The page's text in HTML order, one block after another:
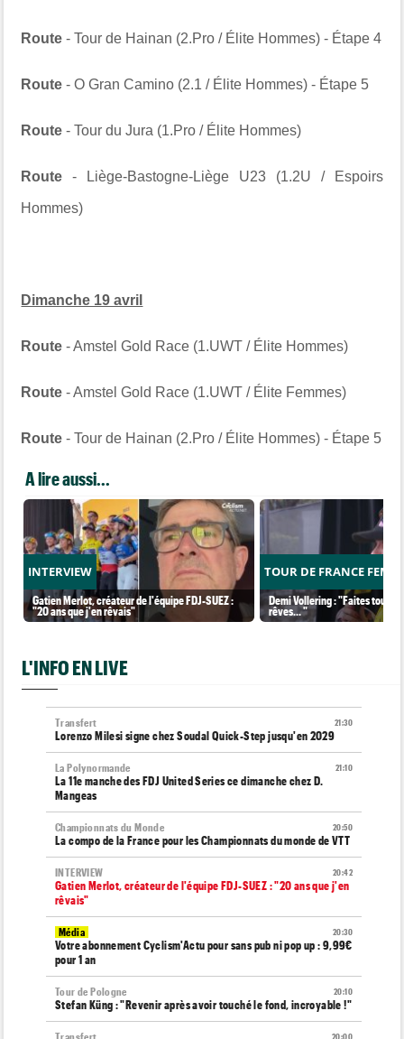
Route- Tour de Hainan (2.Pro / Élite Hommes) - Étape 4
Route- O Gran Camino (2.1 / Élite Hommes) - Étape 5
Route- Tour du Jura (1.Pro / Élite Hommes)
Route- Liège-Bastogne-Liège U23 (1.2U / Espoirs
Hommes)
Dimanche 19 avril
Route- Amstel Gold Race (1.UWT / Élite Hommes)
Route- Amstel Gold Race (1.UWT / Élite Femmes)
Route- Tour de Hainan (2.Pro / Élite Hommes) - Étape 5
A lire aussi...
INTERVIEW
Gatien Merlot, créateur de l'équipe FDJ-SUEZ :
"20 ans que j'en rêvais"
TOUR DE FRANCE
Demi Vollering : "Faites tout
rêves... "
L'INFO EN LIVE
21:30
Transfert
Lorenzo Milesi signe chez Soudal Quick-Step jusqu'en 2029
21:10
La Polynormande
La 11e manche des FDJ United Series ce dimanche chez D.
Mangeas
20:50
Championnats du Monde
La compo de la France pour les Championnats du monde de VTT
20:42
INTERVIEW
Gatien Merlot, créateur de l'équipe FDJ-SUEZ : "20 ans que j'en
rêvais"
20:30
Média
Votre abonnement Cyclism'Actu pour sans pub ni pop up : 9,99€
pour 1 an
20:10
Tour de Pologne
Stefan Küng : "Revenir après avoir touché le fond, incroyable !"
20:00